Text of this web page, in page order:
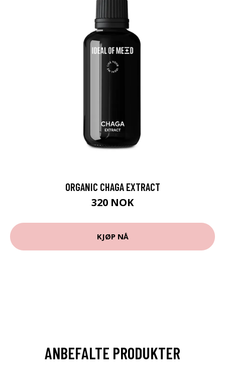
ORGANIC CHAGA EXTRACT
320 NOK
KJØP NÅ
ANBEFALTE PRODUKTER